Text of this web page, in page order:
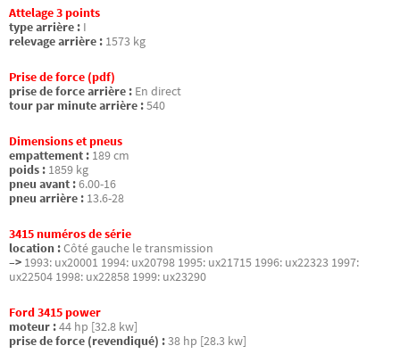
Attelage 3 points
type arrière : I
relevage arrière : 1573 kg
Prise de force (pdf)
prise de force arrière : En direct
tour par minute arrière :540
Dimensions et pneus
empattement : 189 cm
poids : 1859 kg
pneu avant :6.00-16
pneu arrière : 13.6-28
3415 numéros de série
location :Côté gauche le transmission
–> 1993: ux20001 1994: ux20798 1995: ux21715 1996: ux22323 1997:
ux22504 1998: ux22858 1999: ux23290
Ford 3415 power
moteur :44 hp [32.8 kw]
prise de force (revendiqué) :38 hp [28.3 kw]